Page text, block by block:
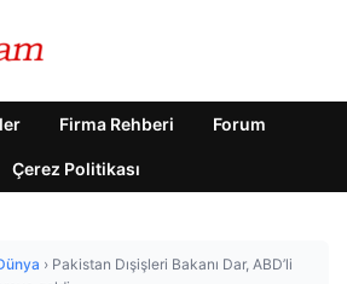
Firma Rehberi Forum
Çerez Politikası
› Pakistan Dışişleri Bakanı Dar, ABD’li